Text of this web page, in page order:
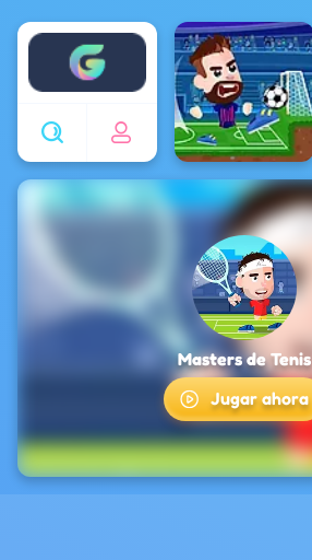
Enjoy4fun
Masters de Tenis
Jugar ahora